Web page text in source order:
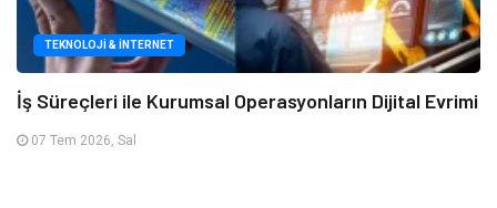
TEKNOLOJI & İNTERNET
İş Süreçleri ile Kurumsal Operasyonların Dijital Evrimi
07 Tem 2026, Sal